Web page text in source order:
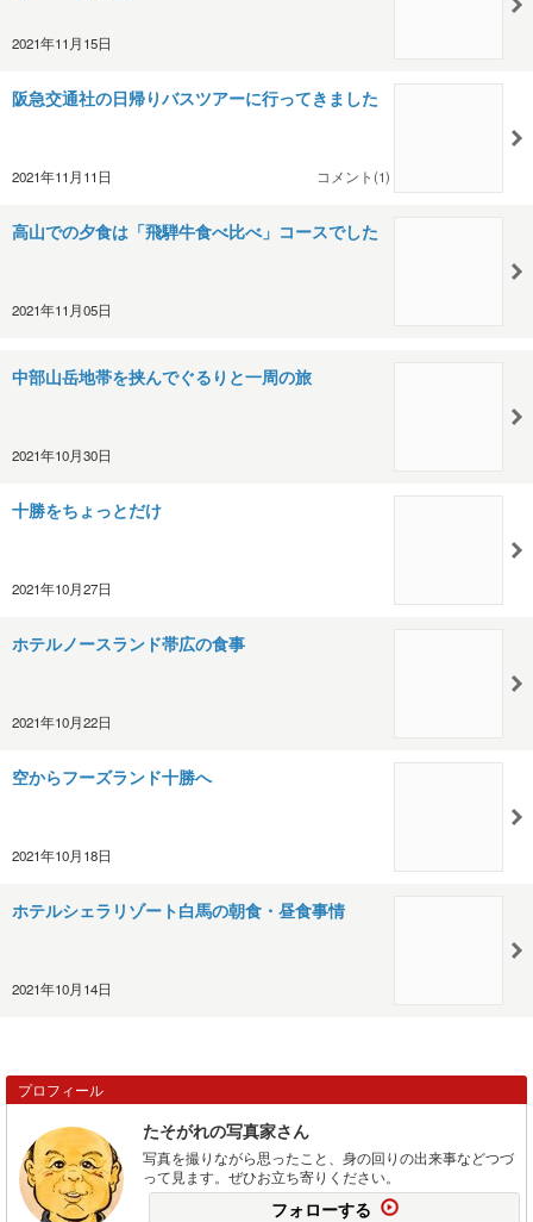
2021年11月15日
阪急交通社の日帰りバスツアーに行ってきました
2021年11月11日 コメント(1)
高山での夕食は「飛騨牛食べ比べ」コースでした
2021年11月05日
中部山岳地帯を挟んでぐるりと一周の旅
2021年10月30日
十勝をちょっとだけ
2021年10月27日
ホテルノースランド帯広の食事
2021年10月22日
空からフーズランド十勝へ
2021年10月18日
ホテルシェラリゾート白馬の朝食・昼食事情
2021年10月14日
プロフィール
たそがれの写真家さん
写真を撮りながら思ったこと、身の回りの出来事などつづ
って見ます。ぜひお立ち寄りください。
フォローする